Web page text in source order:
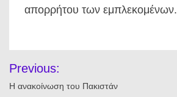
απορρήτου των εμπλεκομένων.
άρθρων
Previous:
Η ανακοίνωση του Πακιστάν